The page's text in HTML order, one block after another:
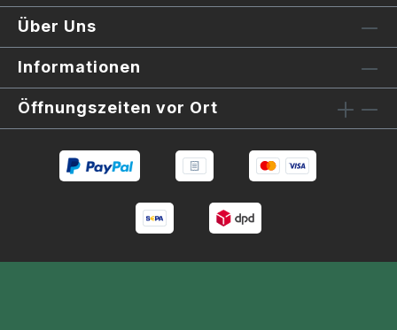
Über Uns
Informationen
Öffnungszeiten vor Ort